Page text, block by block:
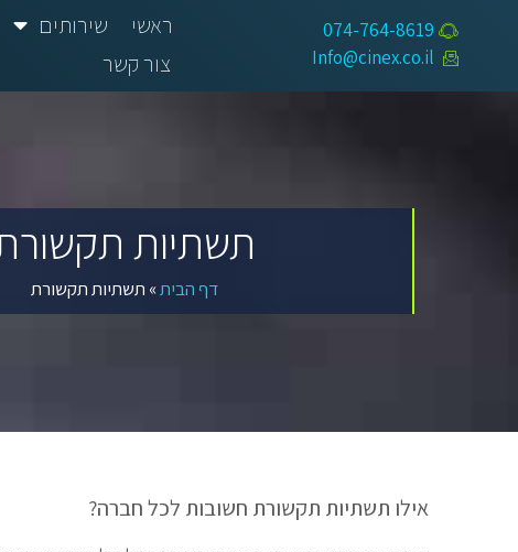
074-764-8619​
Info@cinex.co.il
ראשי שירותים
צור קשר
תשתיות
דף הבית» תשתיות תקשורת
אילו תשתיות תקשורת חשובות לכל חברה?